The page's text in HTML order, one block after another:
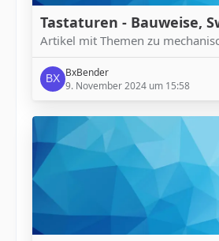
Tastaturen - Bauweise,
Artikel mit Themen zu
BxBender
9. November 2024 um 15:58